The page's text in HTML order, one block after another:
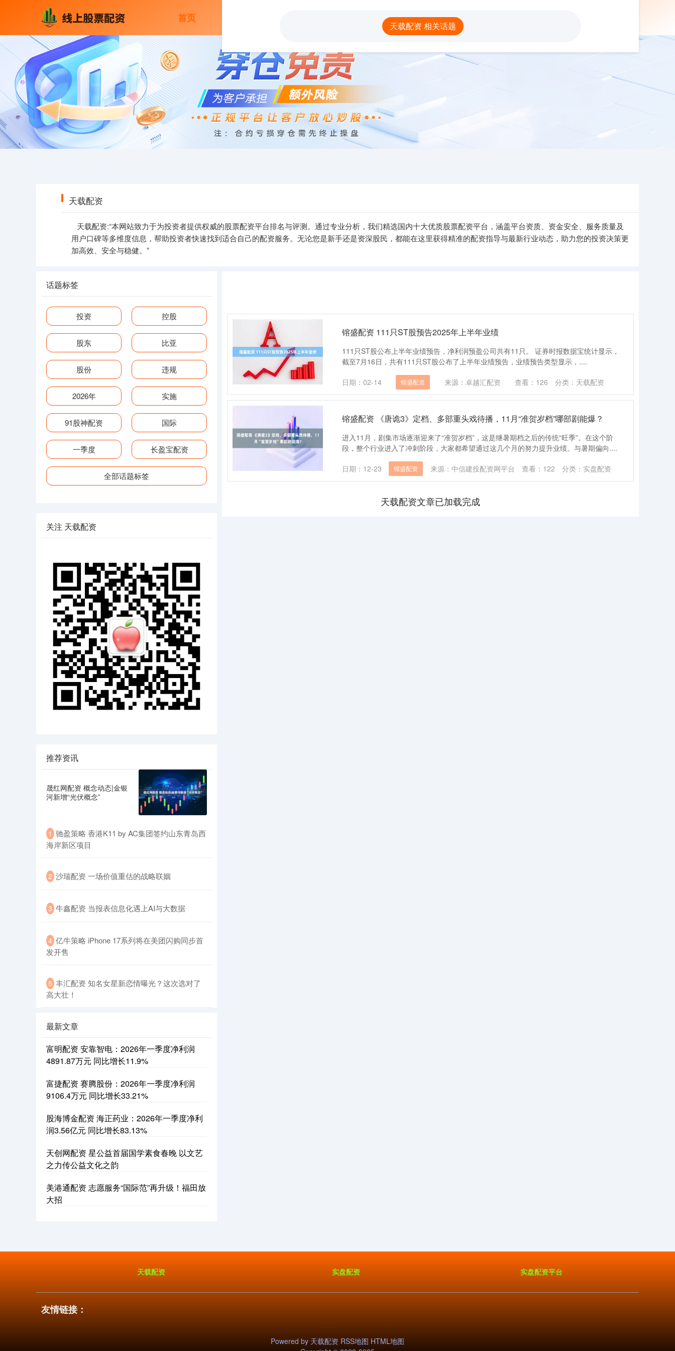
首页 实盘配资平台
天载配资
天载配资:“本网站致力于为投资者提供权威的股票配资平台排名与评测。通过专业分析，我们精选国内十大优质股票配资平台，涵盖平台资质、资金安全、服务质量及
用户口碑等多维度信息，帮助投资者快速找到适合自己的配资服务。无论您是新手还是资深股民，都能在这里获得精准的配资指导与最新行业动态，助力您的投资决策更
加高效、安全与稳健。”
天载配资 相关话题
镕盛配资 111只ST股预告2025年上半年业绩
111只ST股公布上半年业绩预告，净利润预盈公司共有11只。 证券时报数据宝统计显示，
截至7月16日，共有111只ST股公布了上半年业绩预告，业绩预告类型显示，....
日期：02-14 镕盛配资 来源：卓越汇配资 查看： 126 分类： 天载配资
镕盛配资 《唐诡3》定档、多部重头戏待播，11月“准贺岁档”哪部剧能爆？
进入11月，剧集市场逐渐迎来了“准贺岁档”，这是继暑期档之后的传统“旺季”。在这个阶
段，整个行业进入了冲刺阶段，大家都希望通过这几个月的努力提升业绩。与暑期偏向....
日期：12-23 镕盛配资 来源：中信建投配资网平台 查看： 122 分类： 实盘配资
天载配资文章已加载完成
话题标签
投资 控股
股东 比亚
股份 违规
2026年 实施
91股神配资 国际
一季度 长盈宝配资
全部话题标签
关注 天载配资
推荐资讯
晟红网配资 概念动态|金银
河新增“光伏概念”
1 驰盈策略 香港K11 by AC集团签约山东青岛西
海岸新区项目
2 沙瑞配资 一场价值重估的战略联姻
3 牛鑫配资 当报表信息化遇上AI与大数据
4 亿牛策略 iPhone 17系列将在美团闪购同步首
发开售
5 丰汇配资 知名女星新恋情曝光？这次选对了
高大壮！
最新文章
富明配资 安靠智电：2026年一季度净利润
4891.87万元 同比增长11.9%
富捷配资 赛腾股份：2026年一季度净利润
9106.4万元 同比增长33.21%
股海博金配资 海正药业：2026年一季度净利
润3.56亿元 同比增长83.13%
天创网配资 星公益首届国学素食春晚 以文艺
之力传公益文化之韵
美港通配资 志愿服务“国际范”再升级！福田放
大招
天载配资 实盘配资 实盘配资平台
友情链接：
Powered by 天载配资 RSS地图 HTML地图